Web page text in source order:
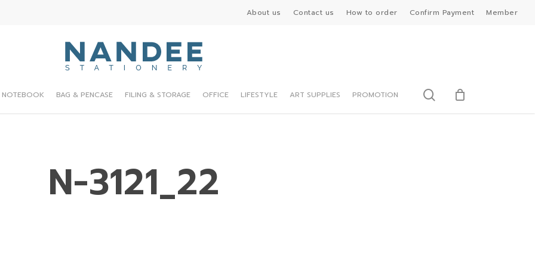
About us Contact us How to order Confirm Payment Member
NOTEBOOK BAG & PENCASE FILING & STORAGE OFFICE LIFESTYLE ART SUPPLIES PROMOTION search
N-3121_22